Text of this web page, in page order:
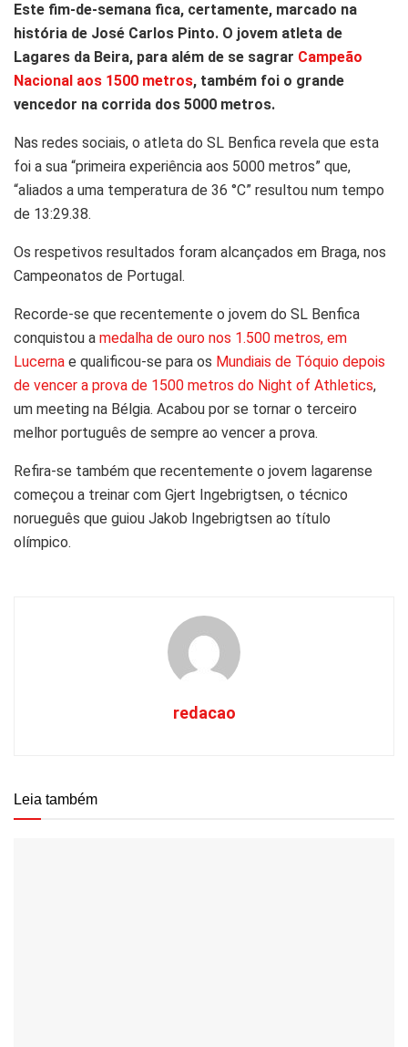
Este fim-de-semana fica, certamente, marcado na
história de José Carlos Pinto. O jovem atleta de
Lagares da Beira, para além de se sagrar Campeão
Nacional aos 1500 metros, também foi o grande
vencedor na corrida dos 5000 metros.
Nas redes sociais, o atleta do SL Benfica revela que esta
foi a sua “primeira experiência aos 5000 metros” que,
“aliados a uma temperatura de 36 °C” resultou num tempo
de 13:29.38.
Os respetivos resultados foram alcançados em Braga, nos
Campeonatos de Portugal.
Recorde-se que recentemente o jovem do SL Benfica
conquistou a medalha de ouro nos 1.500 metros, em
Lucerna e qualificou-se para os Mundiais de Tóquio depois
de vencer a prova de 1500 metros do Night of Athletics,
um meeting na Bélgia. Acabou por se tornar o terceiro
melhor português de sempre ao vencer a prova.
Refira-se também que recentemente o jovem lagarense
começou a treinar com Gjert Ingebrigtsen, o técnico
norueguês que guiou Jakob Ingebrigtsen ao título
olímpico.
redacao
Leia também